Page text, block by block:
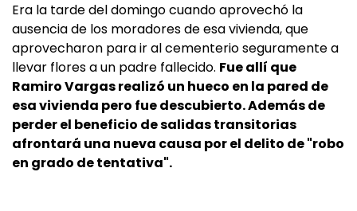
Era la tarde del domingo cuando aprovechó la
ausencia de los moradores de esa vivienda, que
aprovecharon para ir al cementerio seguramente a
llevar flores a un padre fallecido. Fue allí que
Ramiro Vargas realizó un hueco en la pared de
esa vivienda pero fue descubierto. Además de
perder el beneficio de salidas transitorias
afrontará una nueva causa por el delito de "robo
en grado de tentativa".